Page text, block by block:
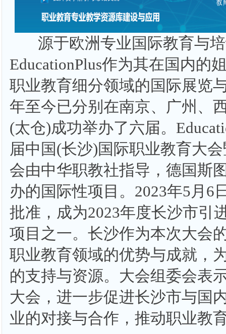
源于欧洲专业国际教育与培
EducationPlus作为其在国内的
职业教育细分领域的国际展览
年至今已分别在南京、广州、
(太仓)成功举办了六届。
届中国(长沙)国际职业教育大
会由中华职教社指导，德国斯
办的国际性项目。2023年5月6
批准，成为2023年度长沙市引
项目之一。长沙作为本次大会
职业教育领域的优势与成就，
的支持与资源。大会组委会表
大会，进一步促进长沙市与国
业的对接与合作，推动职业教